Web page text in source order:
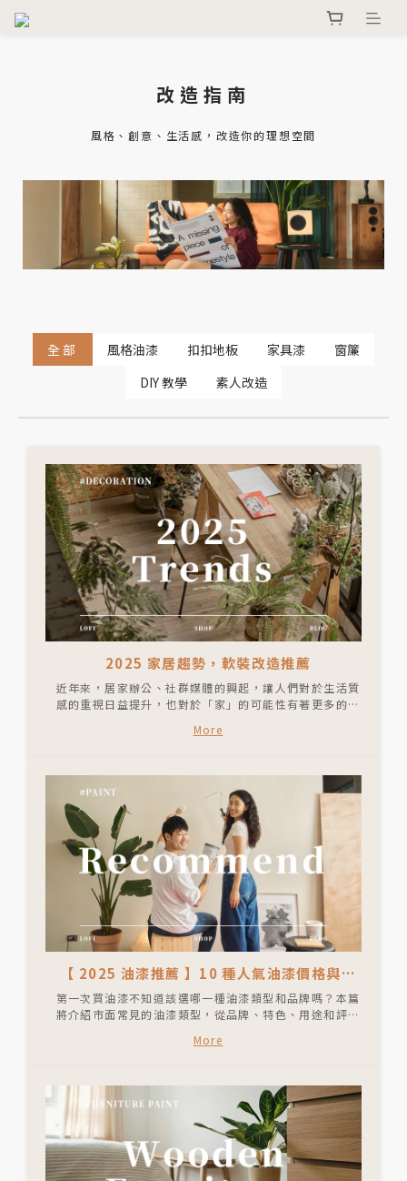
改造指南
風格、創意、生活感，改造你的理想空間
全部 風格油漆 扣扣地板 家具漆
窗簾
DIY 教學
素人改造
2025 家居趨勢，軟裝改造推薦
近年來，居家辦公、社群媒體的興起，讓人們對於生活質
感的重視日益提升，也對於「家」的可能性有著更多的想
為主要需求；風格上則以更多元的元素組合、低飽和與自
More
【 2025 油漆推薦 】10 種人氣油漆價格與種
類整理
第一次買油漆不知道該選哪一種油漆類型和品牌嗎？本篇
將介紹市面常見的油漆類型，從品牌、特色、用途和評價
適合的油漆類型和品牌。如果你想要快速了解自己應該要
More